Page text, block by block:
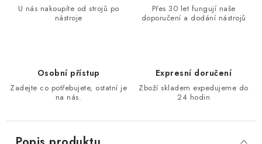
NÁSTROJE PRO ŘEZÁNÍ KOVU
KONTAKTY
U nás nakoupíte od strojů po
nástroje
Přes 30 let fungují naše
doporučení a dodání nástrojů
Osobní přístup
Zadejte co potřebujete, ostatní je
na nás.
Expresní doručení
Zboží skladem expedujeme do
24 hodin